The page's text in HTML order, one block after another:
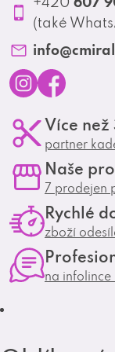
Profesionální
Matrix Club
(také
info@
n
s
g
a
m
a
e
o
o
k
Více
partner
Naše
7 prodejen
Rychlé
zboží
na